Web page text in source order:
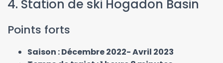
4. Station de ski Hogadon Basin
Points forts
Saison : Décembre 2022- Avril 2023